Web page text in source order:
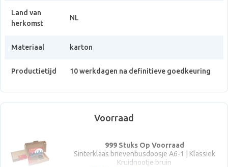
Land van
herkomst
NL
Materiaal karton
Productietijd 10 werkdagen na definitieve goedkeuring
Voorraad
999 Stuks Op Voorraad
Sinterklaas brievenbusdoosje A6-1 | Klassiek
Kruidnootje bruin